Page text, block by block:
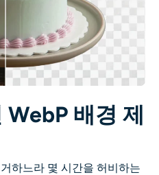
배경 제
하느라 몇 시간을 허비하는